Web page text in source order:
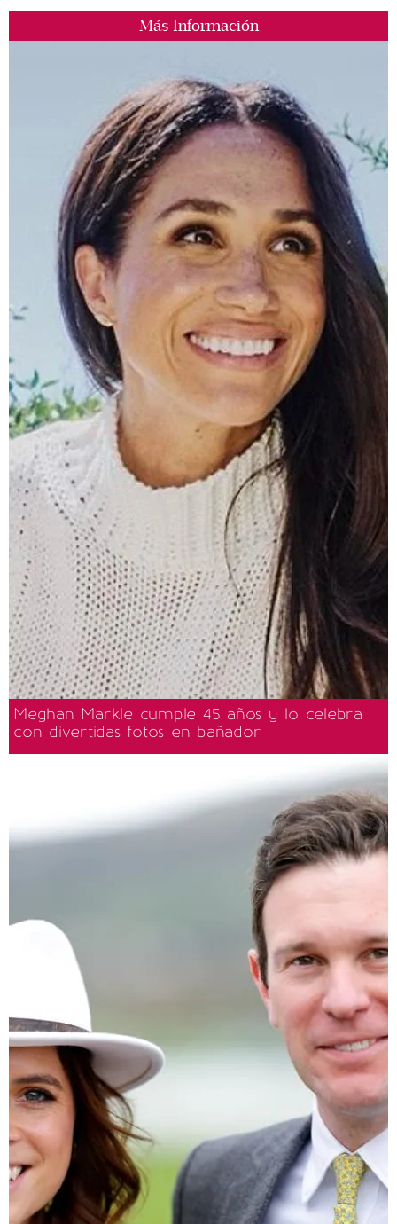
Más Información
Meghan Markle cumple 45 años y lo celebra
con divertidas fotos en bañador